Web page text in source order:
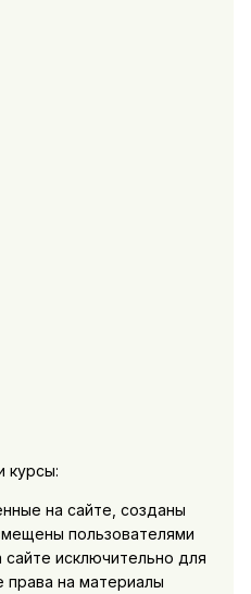
курсы:
на сайте, созданы
пользователями
исключительно для
права на материалы